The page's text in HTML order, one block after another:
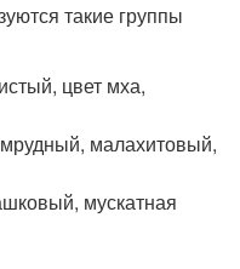
такие группы
цвет мха,
малахитовый,
мускатная